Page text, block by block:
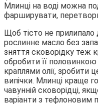
Млинці на воді можна
фарширувати,
Щоб тісто не
рослинне масло без
зняття сковорідку теж
обробити її
краплями олії, зробити
випічки. Млинці краще
чавунній сковорідці,
варіанти з тефлоновим